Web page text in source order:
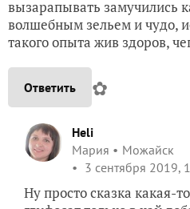
вызарапывать замучились
волшебным зельем и чудо,
такого опыта жив здоров,
Ответить ✿
Heli
Мария
Можайск
3 сентября 2019,
Ну просто сказка какая-